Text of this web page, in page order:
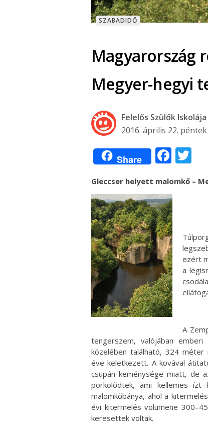
SZABADIDŐ
Magyarország
Megyer-hegyi
Felelős Szülők Iskolája
2016. április 22. péntek
Share
Gleccser helyett malomkő –
ezért
a
A
tengerszem, valójában
közelében található, 324 méter
éve keletkezett. A kovával
csupán keménysége miatt, de
pörkölődtek, ami kellemes
malomkőbánya, ahol a
évi kitermelés volumene
keresettek voltak.